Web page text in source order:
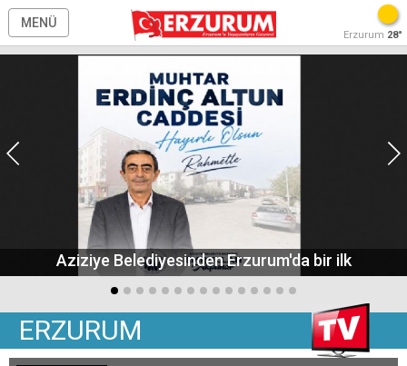
MENÜ
Erzurum 28°
Aziziye Belediyesinden Erzurum'da bir ilk
ERZURUM